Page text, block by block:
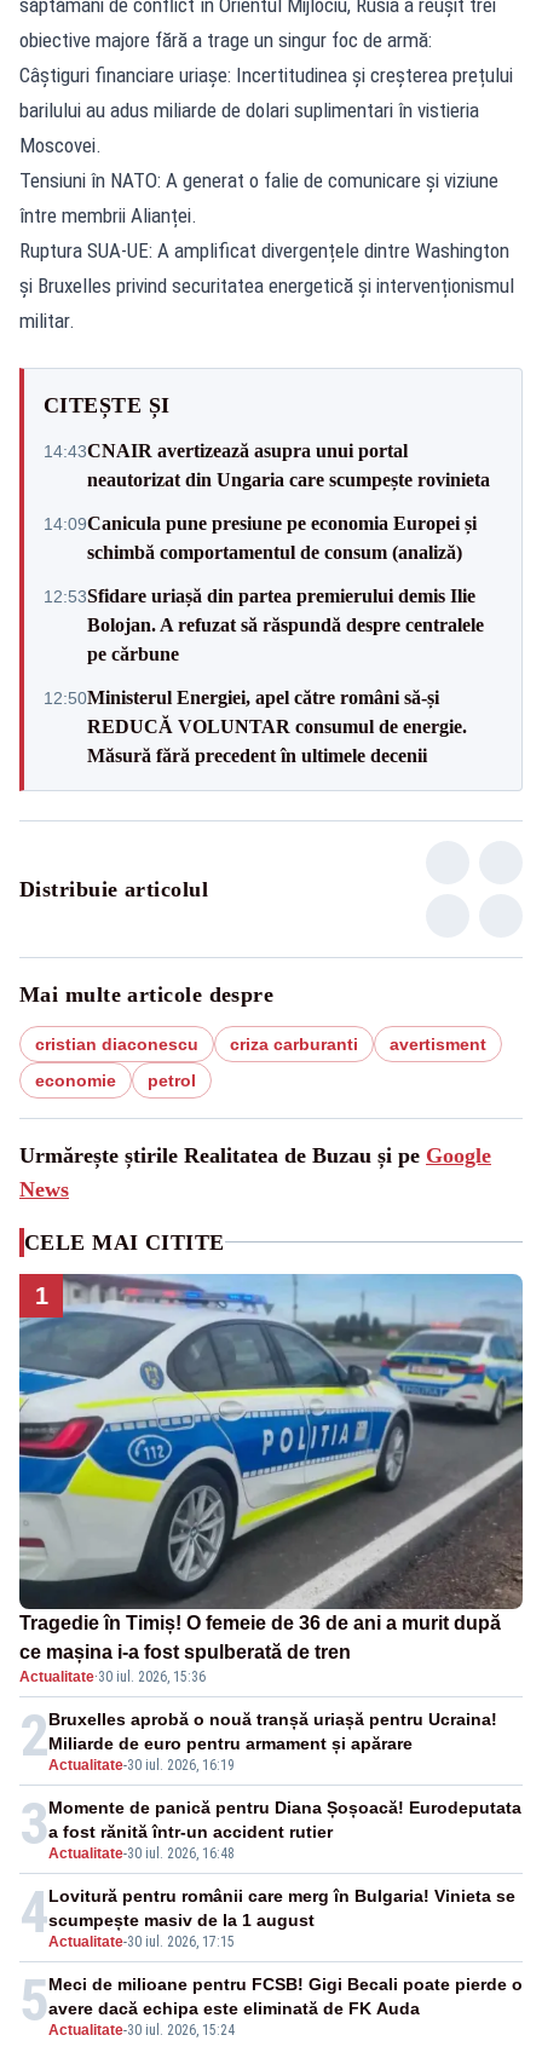
obiective majore fără a trage un singur foc de armă:
Câștiguri financiare uriașe: Incertitudinea și creșterea prețului
barilului au adus miliarde de dolari suplimentari în vistieria
Moscovei.
Tensiuni în NATO: A generat o falie de comunicare și viziune
între membrii Alianței.
Ruptura SUA-UE: A amplificat divergențele dintre Washington
și Bruxelles privind securitatea energetică și intervenționismul
militar.
CITEȘTE ȘI
14:43CNAIR avertizează asupra unui portal
neautorizat din Ungaria care scumpește rovinieta
14:09Canicula pune presiune pe economia Europei și
schimbă comportamentul de consum (analiză)
12:53Sfidare uriașă din partea premierului demis Ilie
Bolojan. A refuzat să răspundă despre centralele
pe cărbune
12:50Ministerul Energiei, apel către români să-și
REDUCĂ VOLUNTAR consumul de energie.
Măsură fără precedent în ultimele decenii
Distribuie articolul
Mai multe articole despre
cristian diaconescu criza carburanti
avertisment
economie
petrol
Urmărește știrile Realitatea de Buzau și pe Google
News
CELE MAI CITITE
1
Tragedie în Timiș! O femeie de 36 de ani a murit după
ce mașina i-a fost spulberată de tren
Actualitate·30 iul. 2026, 15:36
2Actualitate-30 iul. 2026, 16:19
Bruxelles aprobă o nouă tranșă uriașă pentru Ucraina!
Miliarde de euro pentru armament și apărare
3Actualitate-30 iul. 2026, 16:48
Momente de panică pentru Diana Șoșoacă! Eurodeputata
a fost rănită într-un accident rutier
4Actualitate-30 iul. 2026, 17:15
Lovitură pentru românii care merg în Bulgaria! Vinieta se
scumpește masiv de la 1 august
5Actualitate-30 iul. 2026, 15:24
Meci de milioane pentru FCSB! Gigi Becali poate pierde o
avere dacă echipa este eliminată de FK Auda